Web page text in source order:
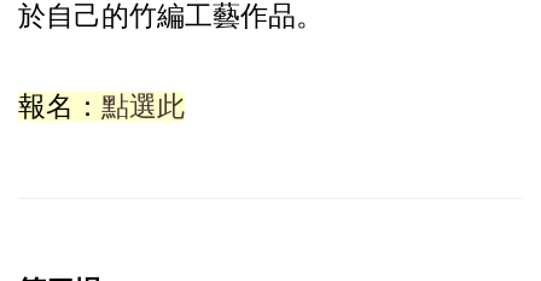
於自己的竹編工藝作品。
報名： 點選此